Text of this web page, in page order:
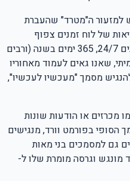
למזעור ה"מטרד" שהעברת
של לוח זמנים צפוף
ופרסומים הרי גורל לחברה. אנו זמינים 24/7, 365 ימים בשנה (ורבים
שאנו גאים לעמוד מאחוריו
מסמך "מעכשיו לעכשיו",
מכרזים או הודעות שונות
הסופי בפורמט וורד, מנגישים
גם למסמכים בני מאות
מונגש וגרסה מומרת שלו ל-